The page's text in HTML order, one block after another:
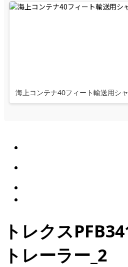
海上コンテナ40フィート輸送用シ
トレクス
トレーラー_2